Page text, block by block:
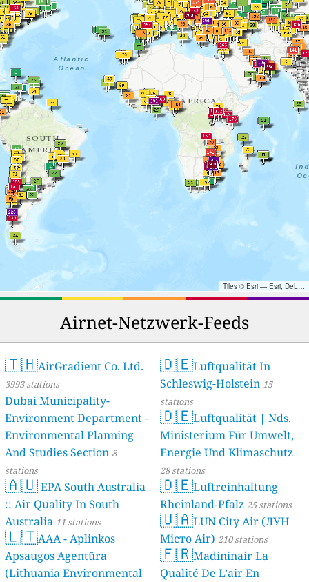
Tiles © Esri — Esri, DeLorme, NAVTEQ, TomTom, Intermap, iPC, USGS, FAO, NPS, NRCAN, GeoBase, Kadaster NL, Ordnance Survey, Esri Japan, METI, Esri China (Hong Kong), and the GIS User Community
Airnet-Netzwerk-Feeds
🇹🇭AirGradient Co. Ltd.
3993 stations
Dubai Municipality-
Environment Department -
Environmental Planning
And Studies Section 8
stations
🇦🇺EPA South Australia
:: Air Quality In South
Australia 11 stations
🇱🇹AAA - Aplinkos
Apsaugos Agentūra
(Lithuania Environmental
🇩🇪Luftqualität In
Schleswig-Holstein 15
stations
🇩🇪Luftqualität | Nds.
Ministerium Für Umwelt,
Energie Und Klimaschutz
28 stations
🇩🇪Luftreinhaltung
Rheinland-Pfalz 25 stations
🇺🇦LUN City Air (ЛУН
Місто Air) 210 stations
🇫🇷Madininair La
Qualité De L’air En